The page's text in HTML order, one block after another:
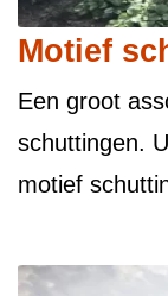
Motief
Een groot
schuttingen.
motief